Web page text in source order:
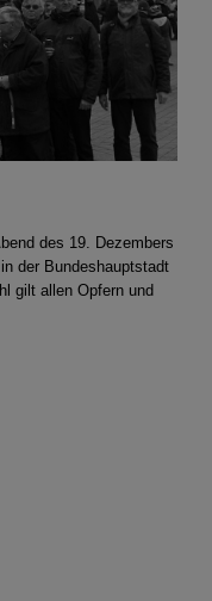
des 19. Dezembers
der Bundeshauptstadt
gilt allen Opfern und